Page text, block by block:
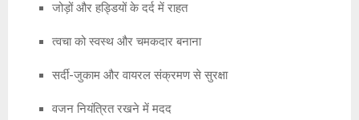
जोड़ों और हड्डियों के दर्द में राहत
त्वचा को स्वस्थ और चमकदार बनाना
सर्दी-जुकाम और वायरल संक्रमण से सुरक्षा
वजन नियंत्रित रखने में मदद